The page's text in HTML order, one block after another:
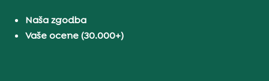
Naša zgodba
Vaše ocene (30.000+)